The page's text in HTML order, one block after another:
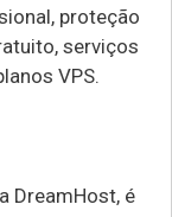
proteção
serviços
VPS.
DreamHost, é